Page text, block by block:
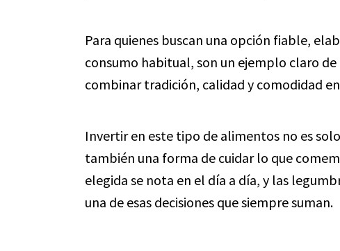
Para quienes buscan una opción fiable,
consumo habitual, son un ejemplo claro
combinar tradición, calidad y comodidad
Invertir en este tipo de alimentos no es
también una forma de cuidar lo que
elegida se nota en el día a día, y las
una de esas decisiones que siempre suman.